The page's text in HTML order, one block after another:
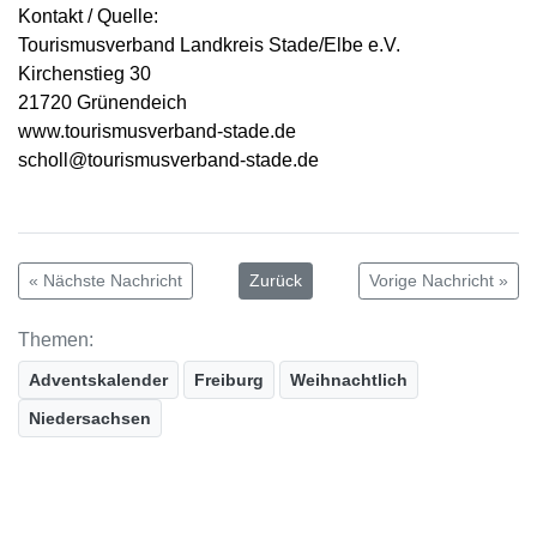
Kontakt / Quelle:
Tourismusverband Landkreis Stade/Elbe e.V.
Kirchenstieg 30
21720 Grünendeich
www.tourismusverband-stade.de
scholl@tourismusverband-stade.de
« Nächste Nachricht Zurück Vorige Nachricht »
Themen:
Adventskalender Freiburg
Weihnachtlich
Niedersachsen